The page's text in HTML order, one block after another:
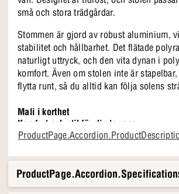
små och stora trädgårdar.
Stommen är gjord av robust aluminium,
stabilitet och hållbarhet. Det flätade
naturligt uttryck, och den vita dynan i
komfort. Även om stolen inte är
flytta runt, så du alltid kan följa solens
Mali i korthet
En utestol som fångar dig
Inklusive vit dyna
Passar in i varje utomhusinredning
Komfort och stil för din terrass
Upplev ultimat komfort med denna
slitstark polyrotting och aluminiumram.
dynan ger extra mjukhet, medan
armar så att du kan slappna av och njuta